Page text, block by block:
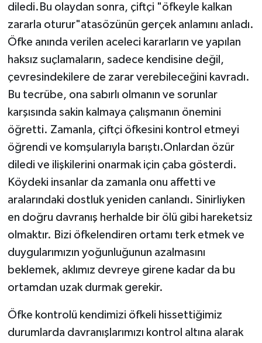
diledi.Bu olaydan sonra, çiftçi "öfkeyle kalkan
zararla oturur"atasözünün gerçek anlamını anladı.
Öfke anında verilen aceleci kararların ve yapılan
haksız suçlamaların, sadece kendisine değil,
çevresindekilere de zarar verebileceğini kavradı.
Bu tecrübe, ona sabırlı olmanın ve sorunlar
karşısında sakin kalmaya çalışmanın önemini
öğretti. Zamanla, çiftçi öfkesini kontrol etmeyi
öğrendi ve komşularıyla barıştı.Onlardan özür
diledi ve ilişkilerini onarmak için çaba gösterdi.
Köydeki insanlar da zamanla onu affetti ve
aralarındaki dostluk yeniden canlandı. Sinirliyken
en doğru davranış herhalde bir ölü gibi hareketsiz
olmaktır. Bizi öfkelendiren ortamı terk etmek ve
duygularımızın yoğunluğunun azalmasını
beklemek, aklımız devreye girene kadar da bu
ortamdan uzak durmak gerekir.
Öfke kontrolü kendimizi öfkeli hissettiğimiz
durumlarda davranışlarımızı kontrol altına alarak